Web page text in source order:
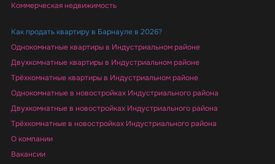
Коммерческая недвижимость
Как продать квартиру в Барнауле в 2026?
Однокомнатные квартиры в Индустриальном районе
Двухкомнатные квартиры в Индустриальном районе
Трёхкомнатные квартиры в Индустриальном районе
Однокомнатные в новостройках Индустриального района
Двухкомнатные в новостройках Индустриального района
Трёхкомнатные в новостройках Индустриального района
О компании
Вакансии